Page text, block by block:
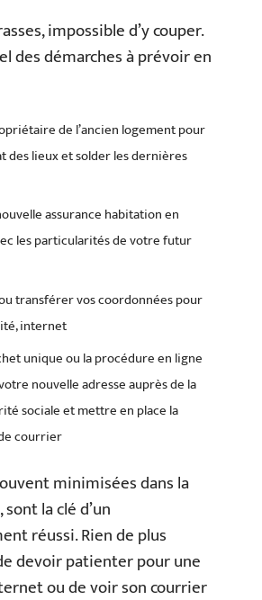
impossible d’y couper.
des démarches à prévoir en
de l’ancien logement pour
des lieux et solder les dernières
assurance habitation en
les particularités de votre futur
transférer vos coordonnées pour
internet
unique ou la procédure en ligne
nouvelle adresse auprès de la
sociale et mettre en place la
courrier
minimisées dans la
la clé d’un
réussi. Rien de plus
devoir patienter pour une
ou de voir son courrier